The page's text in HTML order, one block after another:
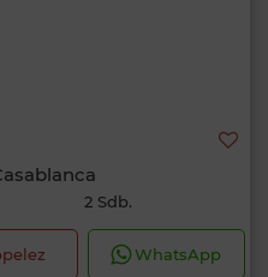
2 Sdb.
WhatsApp